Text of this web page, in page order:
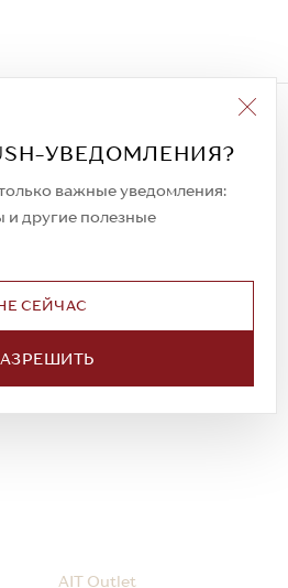
УВЕДОМЛЕНИЯ?
важные уведомления:
и другие полезные
СЕЙЧАС
новых акций и
Обмен и возврат
Каспи-Ред
AIT Outlet